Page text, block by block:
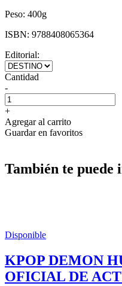
Peso: 400g
ISBN: 9788408065364
Editorial:
Cantidad
-
+
Agregar al carrito
Guardar en favoritos
También te puede
Disponible
KPOP DEMON
OFICIAL DE